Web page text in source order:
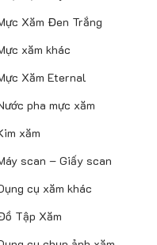
Xăm Đen Trắng
xăm khác
Xăm Eternal
pha mực xăm
xăm
scan – Giấy scan
cụ xăm khác
Tập Xăm